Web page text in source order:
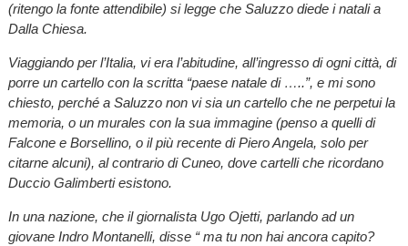
(ritengo la fonte attendibile) si legge che Saluzzo diede i natali a
Dalla Chiesa.
Viaggiando per l’Italia, vi era l’abitudine, all’ingresso di ogni città, di
porre un cartello con la scritta “paese natale di …..”, e mi sono
chiesto, perché a Saluzzo non vi sia un cartello che ne perpetui la
memoria, o un murales con la sua immagine (penso a quelli di
Falcone e Borsellino, o il più recente di Piero Angela, solo per
citarne alcuni), al contrario di Cuneo, dove cartelli che ricordano
Duccio Galimberti esistono.
In una nazione, che il giornalista Ugo Ojetti, parlando ad un
giovane Indro Montanelli, disse “ ma tu non hai ancora capito?